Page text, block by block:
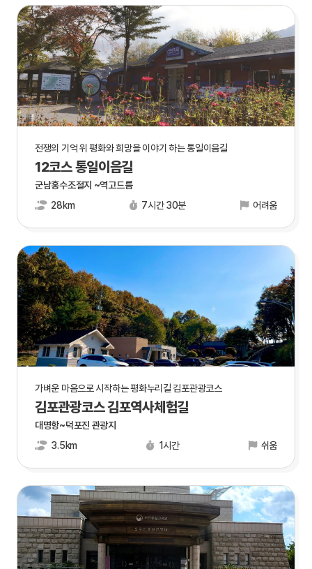
전쟁의 기억 위 평화와 희망을 이야기 하는 통일이음길
12코스 통일이음길
군남홍수조절지 ~역고드름
28km
7시간 30분 어려움
가벼운 마음으로 시작하는 평화누리길 김포관광코스
김포관광코스 김포역사체험길
대명항~덕포진 관광지
3.5km
1시간 쉬움